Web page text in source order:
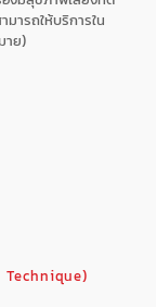
ารถให้บริการใน
าย)
Technique)